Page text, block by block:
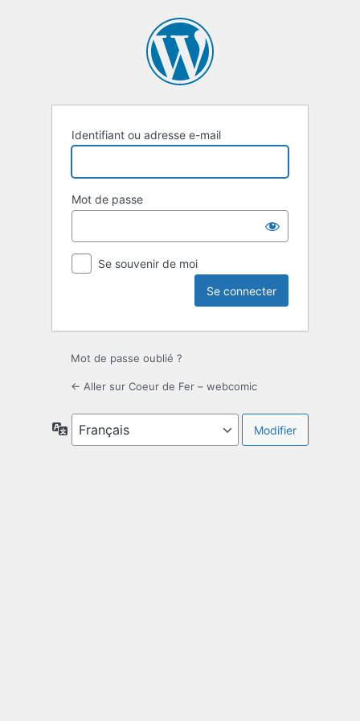
Identifiant ou adresse e-mail
Mot de passe
Se souvenir de moi
Mot de passe oublié ?
← Aller sur Coeur de Fer – webcomic
Langue